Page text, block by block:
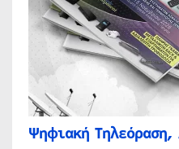
Ψηφιακή Τηλεόραση,